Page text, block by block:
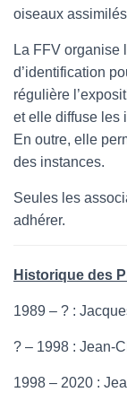
oiseaux
La FFV organise
d’identification
régulière
et elle diffuse les
En outre, elle
des instances.
Seules les
adhérer.
Historique des
1989 – ? :
? – 1998 : Jean-
1998 – 2020 :